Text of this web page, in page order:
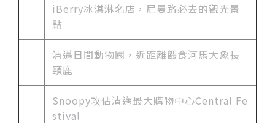
iBerry冰淇淋名店，尼曼路必去的觀光景
點
清邁日間動物園，近距離餵食河馬大象長
頸鹿
Snoopy攻佔清邁最大購物中心Central Fe
stival